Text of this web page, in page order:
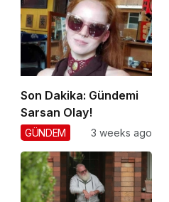
Son Dakika: Gündemi
Sarsan Olay!
GÜNDEM 3 weeks ago